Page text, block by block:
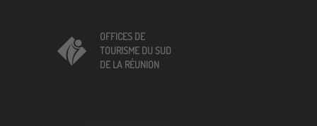
OFFICES DE
TOURISME DU SUD
DE LA RÉUNION